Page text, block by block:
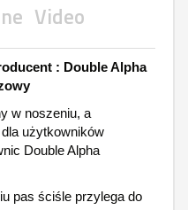
Video
: Double Alpha
w noszeniu, a
użytkowników
Double Alpha
pas ściśle przylega do